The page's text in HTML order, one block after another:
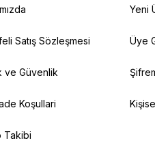
Satış Sözleşmesi
ve Güvenlik
Koşullari
Takibi
Yeni
Üye